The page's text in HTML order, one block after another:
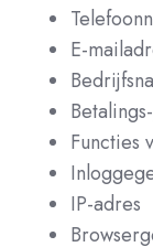
E-
Functies
IP-adres